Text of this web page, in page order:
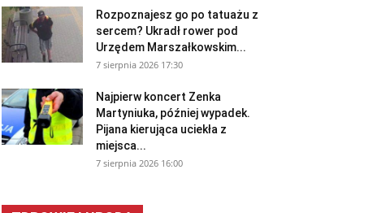
Rozpoznajesz go po tatuażu z
sercem? Ukradł rower pod
Urzędem Marszałkowskim...
7 sierpnia 2026 17:30
Najpierw koncert Zenka
Martyniuka, później wypadek.
Pijana kierująca uciekła z
miejsca...
7 sierpnia 2026 16:00